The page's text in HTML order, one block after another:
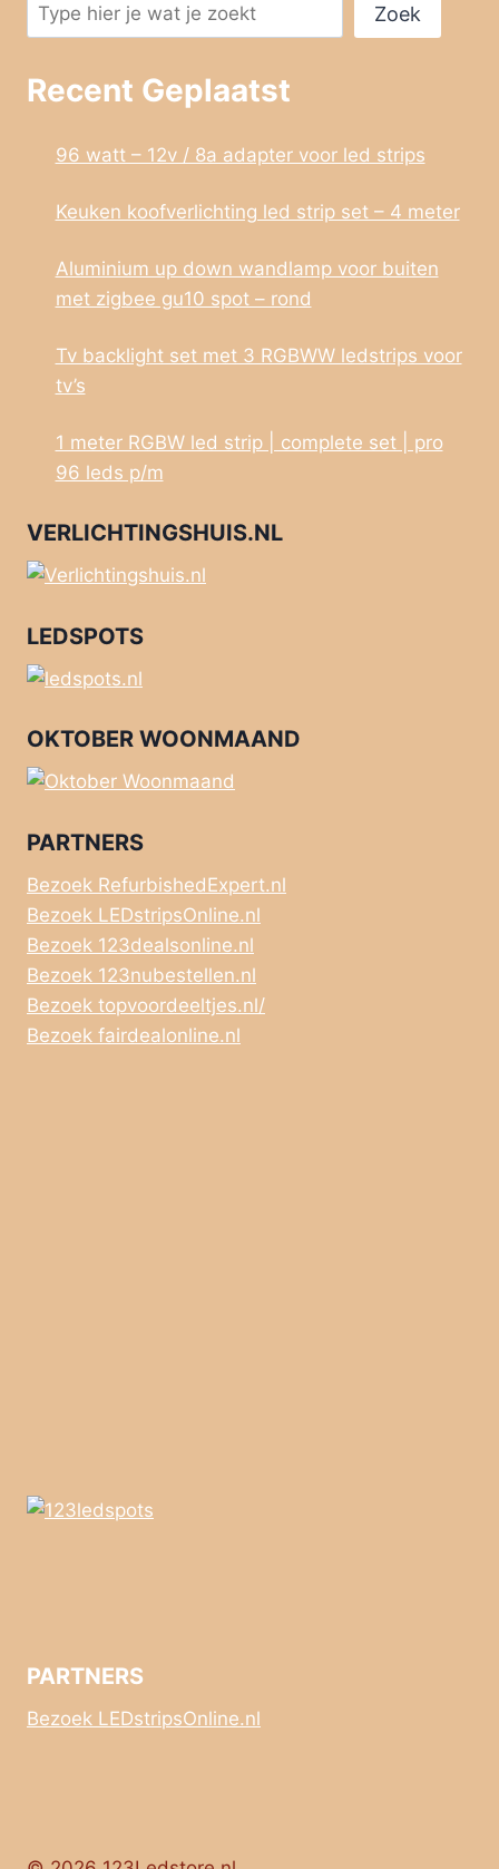
Zoek
Recent Geplaatst
96 watt – 12v / 8a adapter voor led strips
Keuken koofverlichting led strip set – 4 meter
Aluminium up down wandlamp voor buiten
met zigbee gu10 spot – rond
Tv backlight set met 3 RGBWW ledstrips voor
tv’s
1 meter RGBW led strip | complete set | pro
96 leds p/m
VERLICHTINGSHUIS.NL
LEDSPOTS
OKTOBER WOONMAAND
PARTNERS
Bezoek RefurbishedExpert.nl
Bezoek LEDstripsOnline.nl
Bezoek 123dealsonline.nl
Bezoek 123nubestellen.nl
Bezoek topvoordeeltjes.nl/
Bezoek fairdealonline.nl
PARTNERS
Bezoek LEDstripsOnline.nl